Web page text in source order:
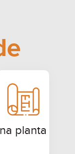
na planta